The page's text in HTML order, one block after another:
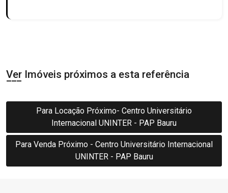
Ver Imóveis próximos a esta referência
Para Locação Próximo- Centro Universitário
Internacional UNINTER - PAP Bauru
Para Venda Próximo - Centro Universitário Internacional
UNINTER - PAP Bauru